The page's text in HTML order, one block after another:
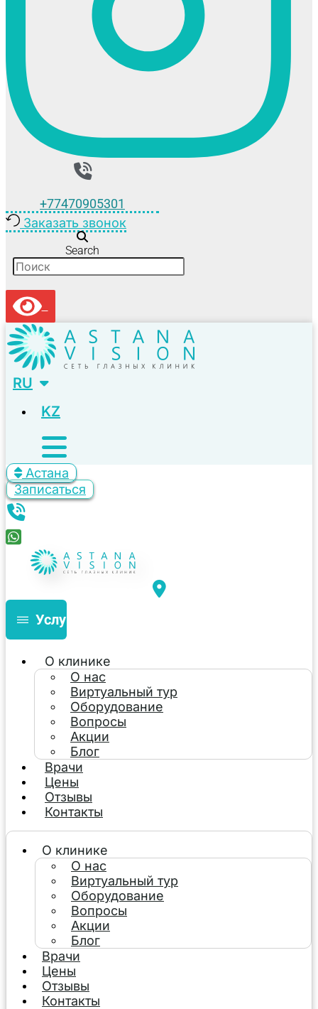
+77470905301
Заказать звонок
Search
RU
KZ
Астана
Записаться
Услуги
О клинике
О нас
Виртуальный тур
Оборудование
Вопросы
Акции
Блог
Врачи
Цены
Отзывы
Контакты
О клинике
О нас
Виртуальный тур
Оборудование
Вопросы
Акции
Блог
Врачи
Цены
Отзывы
Контакты